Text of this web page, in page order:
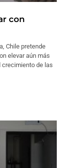
con
Chile pretende
elevar aún más
crecimiento de las